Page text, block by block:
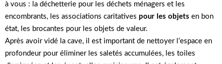
à vous : la déchetterie pour les déchets ménagers et les
encombrants, les associations caritatives pour les objets en bon
état, les brocantes pour les objets de valeur.
Après avoir vidé la cave, il est important de nettoyer l’espace en
profondeur pour éliminer les saletés accumulées, les toiles